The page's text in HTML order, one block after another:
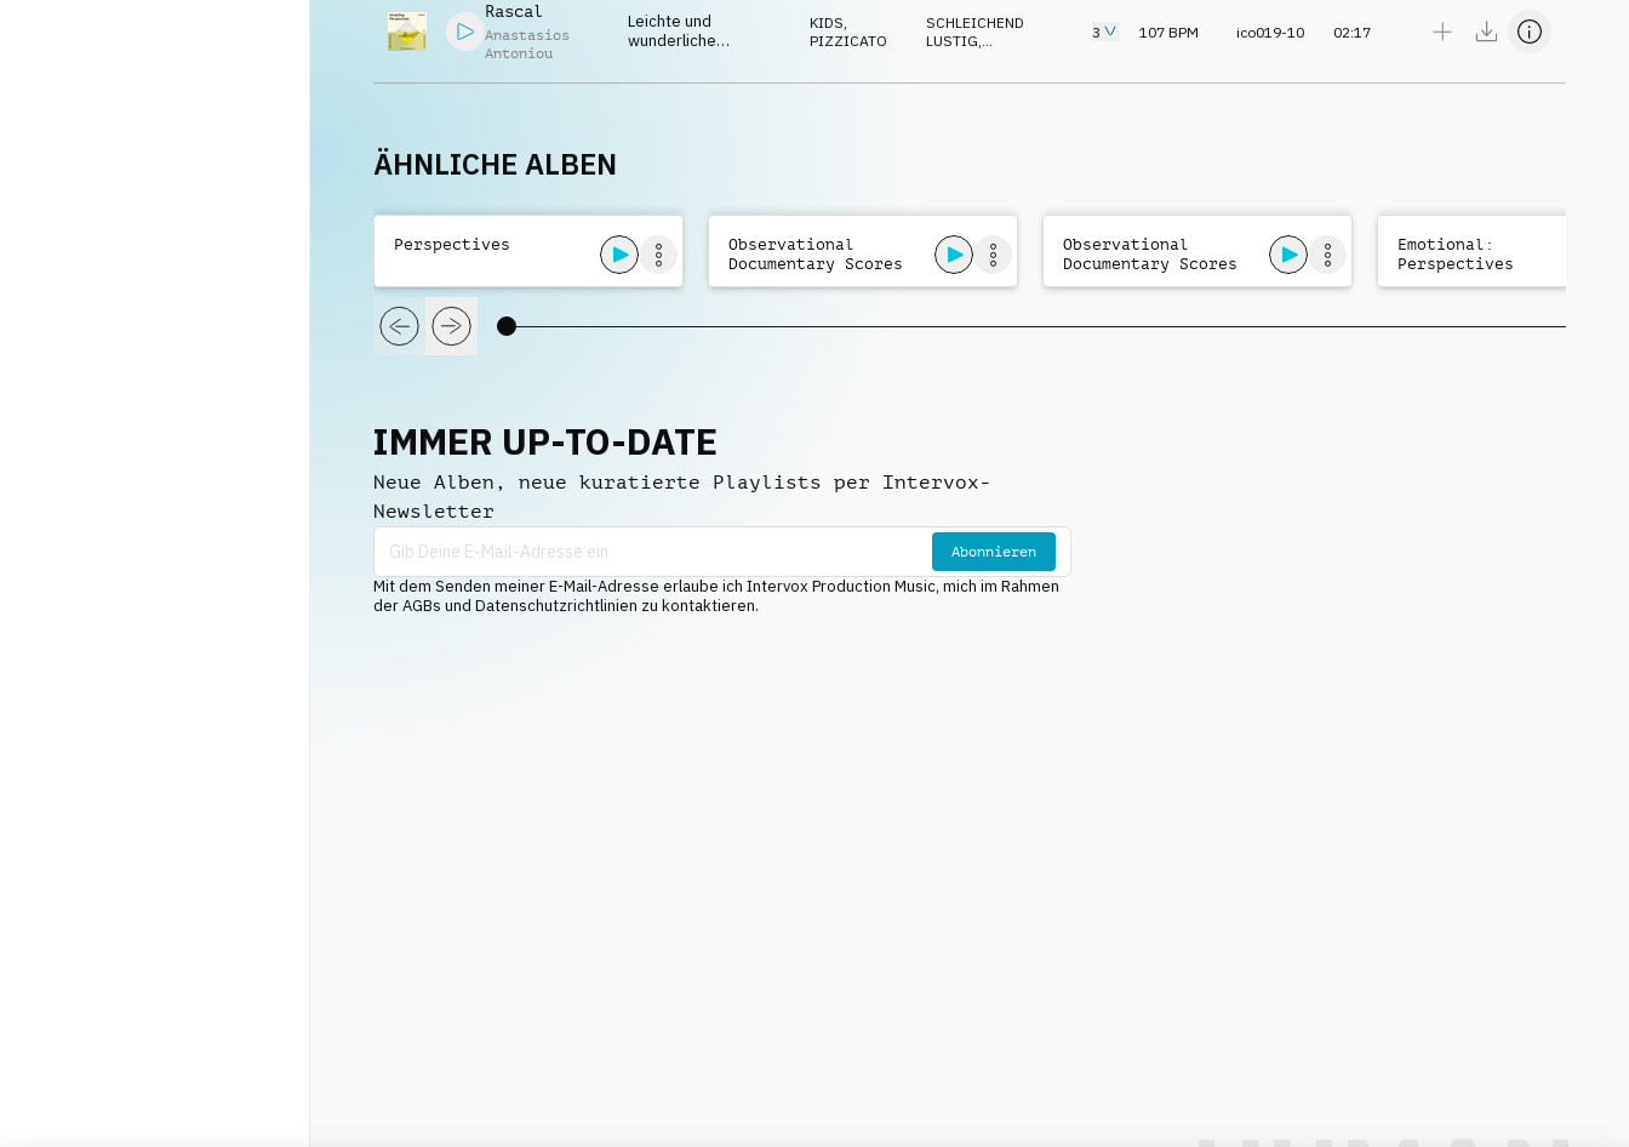
Rascal
Anastasios
Antoniou
Leichte und
wunderliche
über ungewöhnlich
KIDS,
PIZZICATO
SCHLEICHEND
LUSTIG,
3 107 BPM ico019-10 02:17
ÄHNLICHE ALBEN
Perspectives
Observational
Documentary Scores
Vol. 3
Observational
Documentary Scores
Vol. 2
Emotional:
Perspectives
IMMER UP-TO-DATE
Neue Alben, neue kuratierte Playlists per Intervox-
Newsletter
Abonnieren
Mit dem Senden meiner E-Mail-Adresse erlaube ich Intervox Production Music, mich im Rahmen
der AGBs und Datenschutzrichtlinien zu kontaktieren.